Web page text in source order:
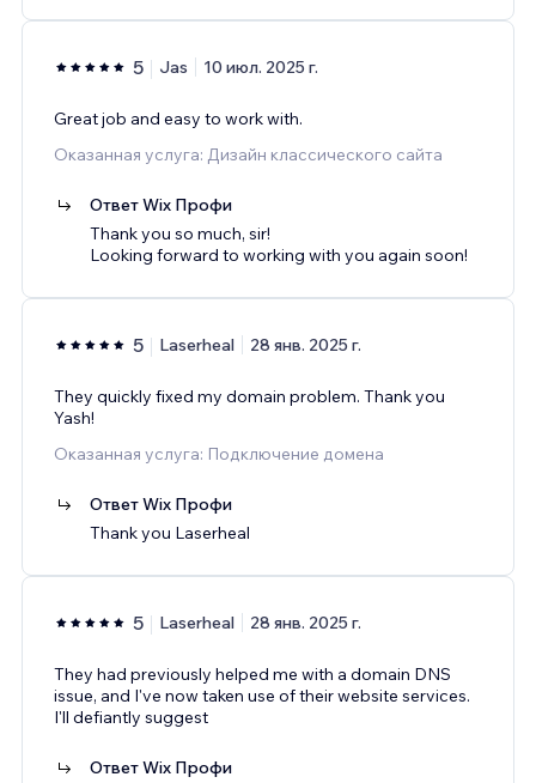
5 Jas 10 июл. 2025 г.
Great job and easy to work with.
Оказанная услуга: Дизайн классического сайта
Ответ Wix Профи
Thank you so much, sir!
Looking forward to working with you again soon!
5 Laserheal 28 янв. 2025 г.
They quickly fixed my domain problem. Thank you
Yash!
Оказанная услуга: Подключение домена
Ответ Wix Профи
Thank you Laserheal
5 Laserheal 28 янв. 2025 г.
They had previously helped me with a domain DNS
issue, and I've now taken use of their website services.
I'll defiantly suggest
Ответ Wix Профи